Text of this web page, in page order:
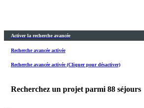
Activer la recherche avancée
Recherche avancée activée
Recherche avancée activée (Cliquer pour désactiver)
Recherchez un projet parmi 88 séjours